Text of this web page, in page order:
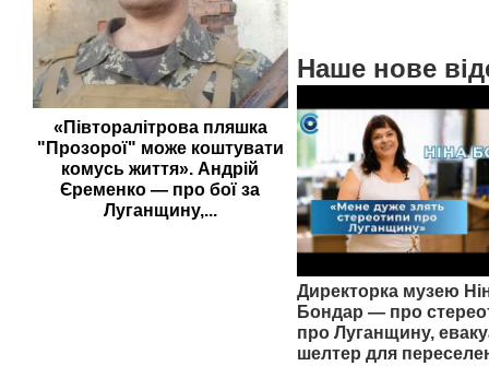
«Півторалітрова пляшка
"Прозорої" може коштувати
комусь життя». Андрій
Єременко — про бої за
Луганщину,...
Наше нове
Директорка музею
Бондар — про
про Луганщину,
шелтер для